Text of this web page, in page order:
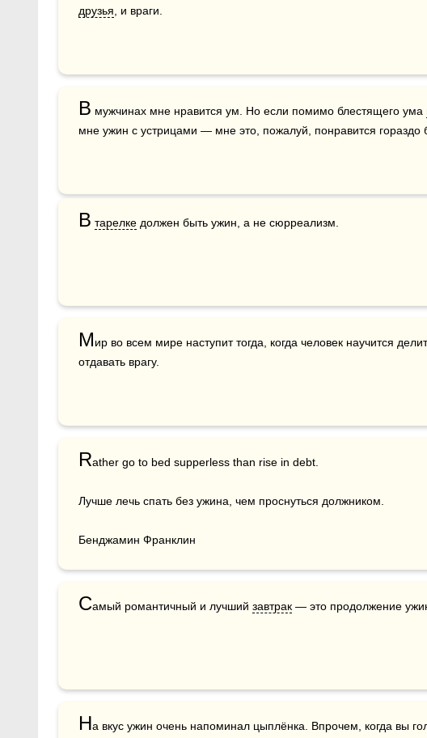
друзья , и враги.
В мужчинах мне нравится ум. Но если помимо блестящего ума
мне ужин с устрицами — мне это, пожалуй, понравится
В тарелке должен быть ужин, а не сюрреализм.
Мир во всем мире наступит тогда, когда человек научится
отдавать врагу.
Rather go to bed supperless than rise in debt.
Лучше лечь спать без ужина, чем проснуться должником.
Бенджамин Франклин
Самый романтичный и лучший завтрак — это продолжение
На вкус ужин очень напоминал цыплёнка. Впрочем, когда вы